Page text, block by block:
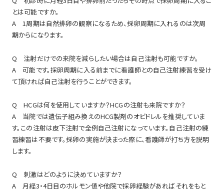
とは可能ですか。
A 1周期は自然排卵の観察になるため、採卵周期に入れるのは次周
期からになります。
Q 注射だけでの来院を減らしたい場合は自己注射も可能ですか。
A 可能です。採卵周期に入る前までに看護師との自己注射練習を受け
て頂ければ自己注射を行うことができます。
Q HCGは何を使用していますか？HCGの注射も来院ですか？
A 当院では遺伝子組み換えのHCG製剤のオビドレルを推奨していま
す。この注射は皮下注射で全例自己注射になっています。自己注射の練
習練習は不要です。採卵の実施が決まった際に、看護師が打ち方を説明
します。
Q 刺激はどのように決めていますか？
A 月経3・4日目のホルモン値や他院で採卵経験があればそれをもと